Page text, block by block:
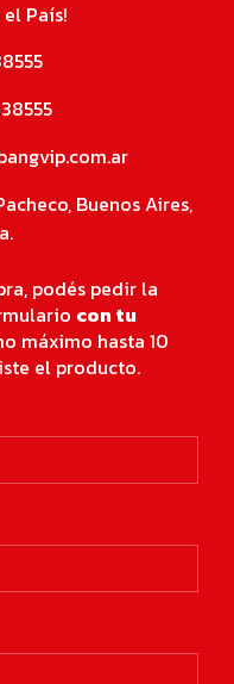
País!
Buenos Aires,
podés pedir la
con tu
máximo hasta 10
el producto.